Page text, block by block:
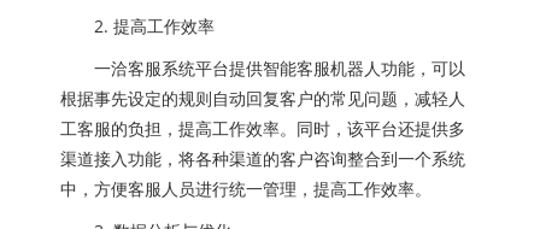
2. 提高工作效率
一洽客服系统平台提供智能客服机器人功能，可以
根据事先设定的规则自动回复客户的常见问题，减轻人
工客服的负担，提高工作效率。同时，该平台还提供多
渠道接入功能，将各种渠道的客户咨询整合到一个系统
中，方便客服人员进行统一管理，提高工作效率。